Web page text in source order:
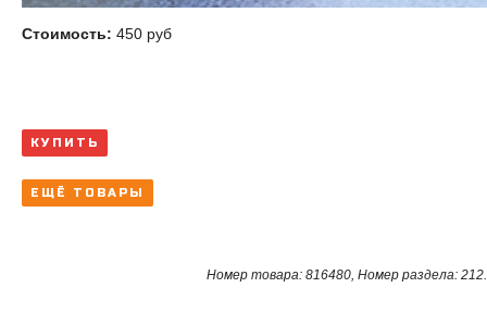
Стоимость: 450 руб
КУПИТЬ
ЕЩЁ ТОВАРЫ
Номер товара: 816480, Номер раздела: 212.